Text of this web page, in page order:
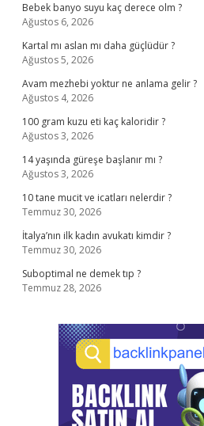
Bebek banyo suyu kaç derece olm ?
Ağustos 6, 2026
Kartal mı aslan mı daha güçlüdür ?
Ağustos 5, 2026
Avam mezhebi yoktur ne anlama gelir ?
Ağustos 4, 2026
100 gram kuzu eti kaç kaloridir ?
Ağustos 3, 2026
14 yaşında güreşe başlanır mı ?
Ağustos 3, 2026
10 tane mucit ve icatları nelerdir ?
Temmuz 30, 2026
İtalya’nın ilk kadın avukatı kimdir ?
Temmuz 30, 2026
Suboptimal ne demek tıp ?
Temmuz 28, 2026